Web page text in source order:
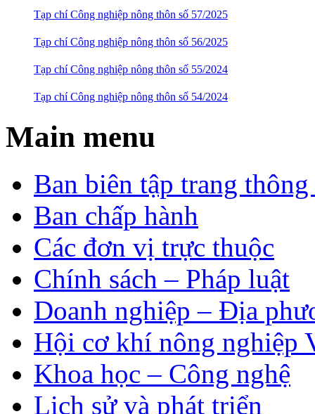
Tạp chí Công nghiệp nông thôn số 57/2025
Tạp chí Công nghiệp nông thôn số 56/2025
Tạp chí Công nghiệp nông thôn số 55/2024
Tạp chí Công nghiệp nông thôn số 54/2024
Main menu
Ban biên tập trang
Ban chấp hành
Các đơn vị trực thuộc
Chính sách – Pháp luật
Doanh nghiệp – Địa
Hội cơ khí nông nghiệp
Khoa học – Công nghệ
Lịch sử và phát triển